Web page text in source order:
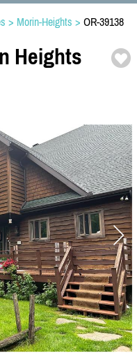
> Morin-Heights > OR-39138
Heights